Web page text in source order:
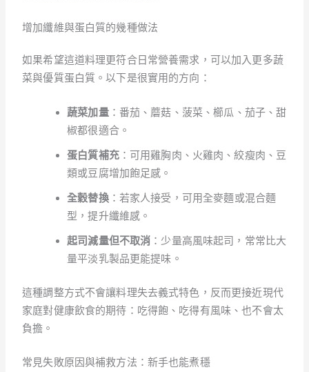
增加纖維與蛋白質的幾種做法
如果希望這道料理更符合日常營養需求，可以加入更多蔬
菜與優質蛋白質。以下是很實用的方向：
蔬菜加量：番茄、蘑菇、菠菜、櫛瓜、茄子、甜
椒都很適合。
蛋白質補充：可用雞胸肉、火雞肉、絞瘦肉、豆
類或豆腐增加飽足感。
全穀替換：若家人接受，可用全麥麵或混合麵
型，提升纖維感。
起司減量但不取消 ：少量高風味起司，常常比大
量平淡乳製品更能提味。
這種調整方式不會讓料理失去義式特色，反而更接近現代
家庭對健康飲食的期待：吃得飽、吃得有風味、也不會太
負擔。
常見失敗原因與補救方法：新手也能煮穩